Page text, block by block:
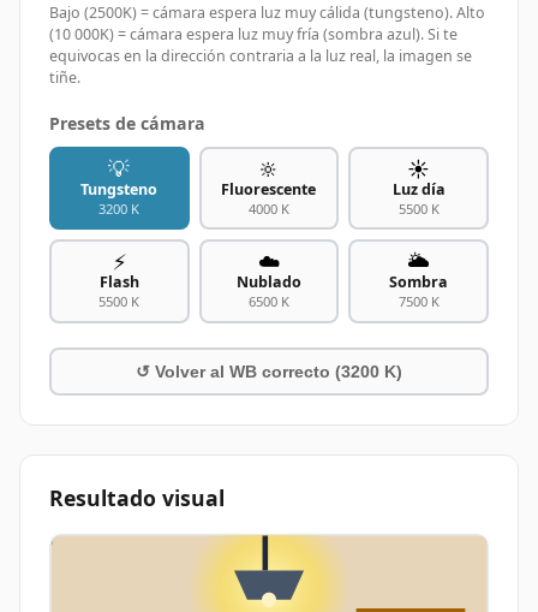
Bajo (2500K) = cámara espera luz muy cálida (tungsteno). Alto
(10 000K) = cámara espera luz muy fría (sombra azul). Si te
equivocas en la dirección contraria a la luz real, la imagen se
tiñe.
Presets de cámara
💡
Tungsteno
3200 K
🔆
Fluorescente
4000K
☀️
Luz día
5500K
⚡
Flash
5500 K
☁️
Nublado
6500K
🌥️
Sombra
7500K
↺ Volver al WB correcto (3200 K)
Resultado visual